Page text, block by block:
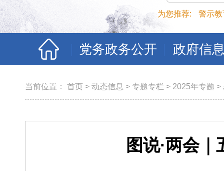
为您推荐: 警示教
党务政务公开 政府信
当前位置： 首页 > 动态信息 > 专题专栏 > 2025年专题 >
图说·两会